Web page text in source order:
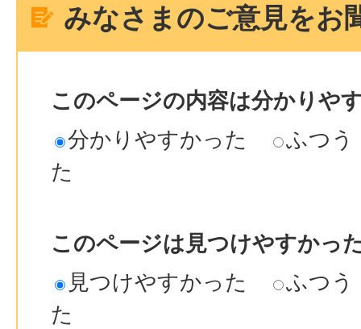
みなさまのご意見をお
このページの内容は分かりや
分かりやすかった
ふつう
た
このページは見つけやすかっ
見つけやすかった
ふつう
た